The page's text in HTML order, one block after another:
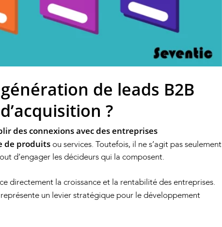
de leads B2B
?
des connexions avec des entreprises
de produits ou services. Toutefois, il ne s’agit pas seulement
d’engager les décideurs qui la composent.
directement la croissance et la rentabilité des entreprises.
représente un levier stratégique pour le développement